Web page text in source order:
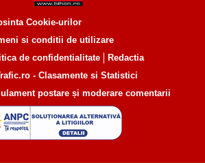
Cookie-urilor
si conditii de utilizare
de confidentialitate
Redactia
postare și moderare comentarii